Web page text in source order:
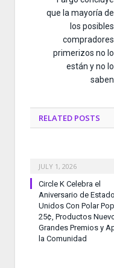
que la mayoría de
los posibles
compradores
primerizos no lo
están y no lo
saben
RELATED POSTS
JULY 1, 2026
Circle K Celebra el
Aniversario de
Unidos Con Polar
25¢, Productos
Grandes Premios y
la Comunidad